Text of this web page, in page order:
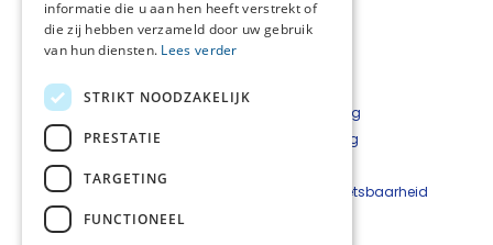
Over ons
CPT Rotterdam en omstreken
Aanmelden nieuwsbrief
Nieuwsarchief
Vacatures
Privacyverklaring
Cookieverklaring
Beveiligingskwetsbaarheid
informatie die u aan hen heeft verstrekt of
die zij hebben verzameld door uw gebruik
van hun diensten. Lees verder
STRIKT NOODZAKELIJK
PRESTATIE
TARGETING
FUNCTIONEEL